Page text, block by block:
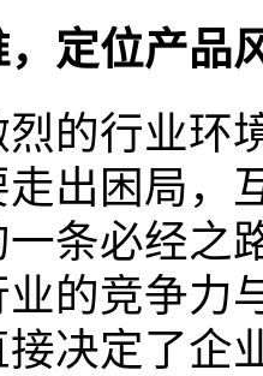
定位产品
的行业环
出困局，
一条必经之
的竞争力
决定了企